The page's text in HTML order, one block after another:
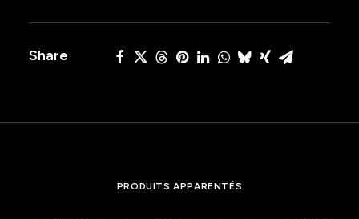
Share
PRODUITS APPARENTÉS